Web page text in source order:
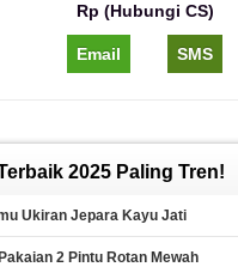
Rp (Hubungi CS)
Email SMS
2025 Paling Tren!
Ukiran Jepara Kayu Jati
2 Pintu Rotan Mewah